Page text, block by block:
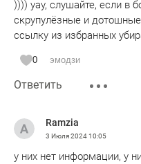
)))) уау, слушайте, если в
скрупулёзные и
ссылку из избранных
0 эмодзи
Ответить
Ramzia
3 Июля 202410:05
у них нет информации, у